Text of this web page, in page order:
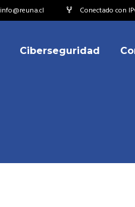
info@reuna.cl Conectado con
Ciberseguridad